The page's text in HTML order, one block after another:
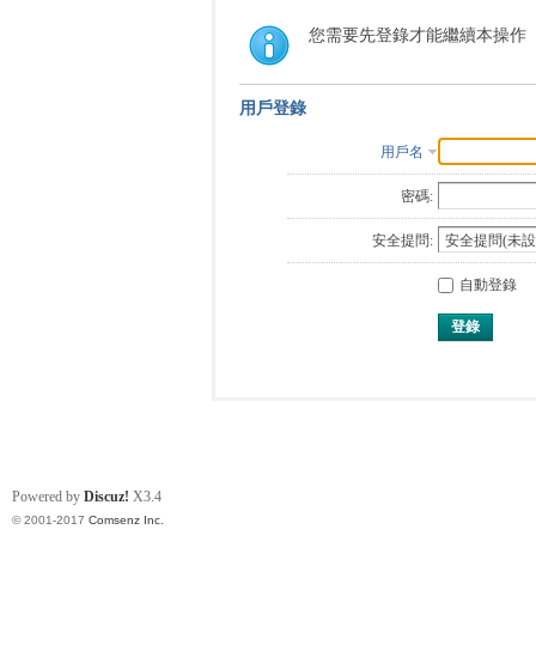
您需要先登錄才能繼續本操作
用戶登錄
用戶名
密碼:
安全提問:
自動登錄
登錄
Powered by Discuz! X3.4
© 2001-2017 Comsenz Inc.